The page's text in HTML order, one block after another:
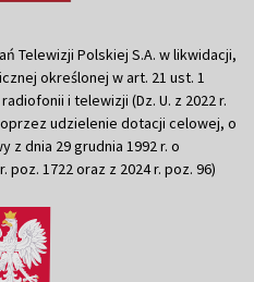
Telewizji Polskiej S.A. w likwidacji,
określonej w art. 21 ust. 1
i telewizji (Dz. U. z 2022 r.
udzielenie dotacji celowej, o
z dnia 29 grudnia 1992 r. o
poz. 1722 oraz z 2024 r. poz. 96)